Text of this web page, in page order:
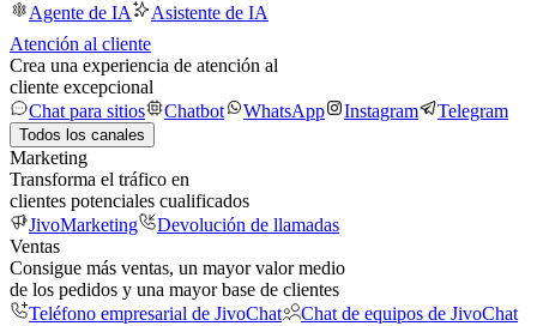
Agente de IA
Asistente de IA
Atención al cliente
Crea una experiencia de atención al
cliente excepcional
Chat para sitios
Chatbot WhatsApp Instagram Telegram
Todos los canales
Marketing
Transforma el tráfico en
clientes potenciales cualificados
JivoMarketing
Devolución de llamadas
Ventas
Consigue más ventas, un mayor valor medio
de los pedidos y una mayor base de clientes
Teléfono empresarial de JivoChat
Chat de equipos de JivoChat